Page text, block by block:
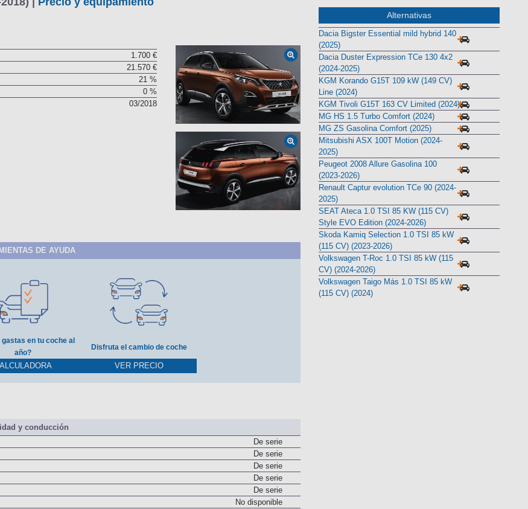
| Precio y equipamiento
1.700 €
21.570 €
21 %
0 %
DE AYUDA
gastas en tu coche al
año?
Disfruta el cambio de coche
VER PRECIO
y conducción
De serie
De serie
De serie
De serie
De serie
Alternativas
Dacia Bigster Essential mild hybrid 140
(2025)
Dacia Duster Expression TCe 130 4x2
(2024-2025)
KGM Korando G15T 109 kW (149 CV)
Line (2024)
KGM Tivoli G15T 163 CV Limited (2024)
MG HS 1.5 Turbo Comfort (2024)
MG ZS Gasolina Comfort (2025)
Mitsubishi ASX 100T Motion (2024-
2025)
Peugeot 2008 Allure Gasolina 100
(2023-2026)
Renault Captur evolution TCe 90 (2024-
2025)
SEAT Ateca 1.0 TSI 85 KW (115 CV)
Style EVO Edition (2024-2026)
Skoda Kamiq Selection 1.0 TSI 85 kW
(115 CV) (2023-2026)
Volkswagen T-Roc 1.0 TSI 85 kW (115
CV) (2024-2026)
Volkswagen Taigo Más 1.0 TSI 85 kW